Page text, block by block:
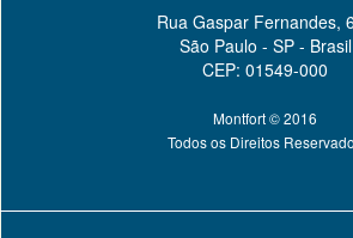
Rua Gaspar Fernandes,
São Paulo - SP - Brasil
CEP: 01549-000
Montfort © 2016
Todos os Direitos